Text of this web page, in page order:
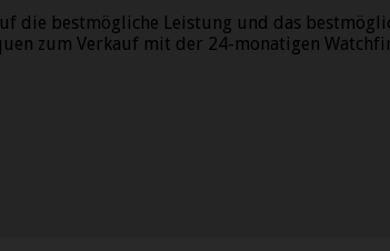
die bestmögliche Leistung und das
zum Verkauf mit der 24-monatigen